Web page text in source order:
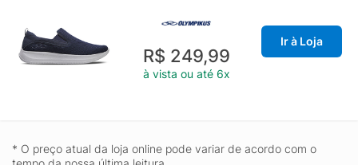
R$ 249,99
à vista ou até 6x
Ir à Loja
* O preço atual da loja online pode variar de acordo com o